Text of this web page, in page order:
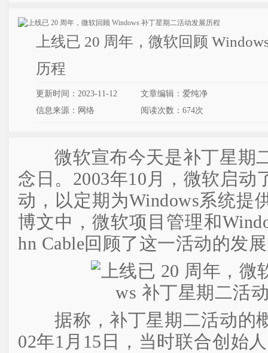
上线已 20 周年，微软回顾
历程
更新时间：2023-11-12
文章编辑：爱纯净
信息来源：网络
阅读次数： 674次
微软宣布今天是补丁星期
念日。2003年10月，微软启动
动，以定期为Windows系统提
博文中，微软项目管理和
hn Cable回顾了这一活动的发
据称，补丁星期二活动的
02年1月15日，当时联合创始